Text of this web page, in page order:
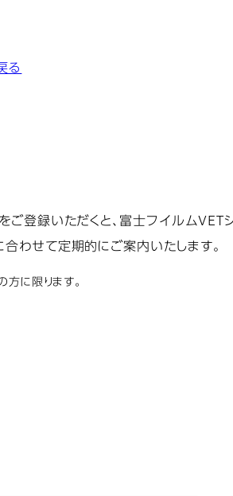
る
ご登録いただくと、富士フイルムVET
わせて定期的にご案内いたします。
に限ります。